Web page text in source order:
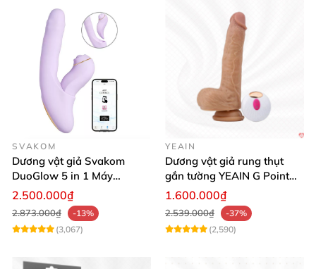
SVAKOM
Dương vật giả Svakom
DuoGlow 5 in 1 Máy
Massage Điểm G & Âm Vật
Điều Khiển App
2.500.000₫
2.873.000₫
-13%
(3,067)
YEAIN
Dương vật giả rung thụt
gắn tường YEAIN G Point
siêu thực điều khiển từ xa
1.600.000₫
2.539.000₫
-37%
(2,590)